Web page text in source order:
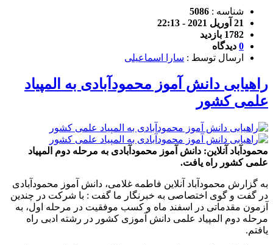
شناسه : 5086
21 آوریل 2021 - 22:13
1782 بازدید
0 دیدگاه
ارسال توسط : سارا اسماعیلی
راهیابی دانش آموز محمودآبادی به المپیاد
علمی کشور
محمودآباد آنلاین: دانش آموز محمودآبادی به مرحله دوم المپیاد
علمی کشور راه یافت.
به گزارش محمودآباد آنلاین فاطمه غلامی، دانش آموز محمودآبادی
در گفت و گوی اختصاصی به خبرنگار ما گفت : با شرکت در چندین
آزمون مقدماتی در اسفند ماه و کسب موفقیت در مرحله اول، به
مرحله دوم المپیاد علمی دانش آموزی کشور در رشته ادبی راه
یافتم.